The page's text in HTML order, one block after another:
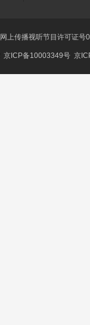
网上传播视听节目许可证
京ICP备10003349号 京